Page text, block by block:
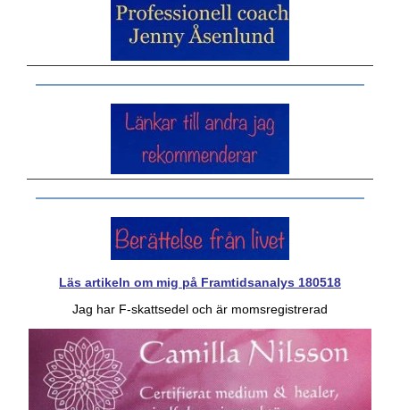
Läs artikeln om mig på Framtidsanalys 180518
Jag har F-skattsedel och är momsregistrerad